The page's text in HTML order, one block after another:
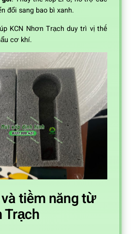
đổi sang bao bì xanh.
KCN Nhơn Trạch duy trì vị thế
cơ khí.
tiềm năng từ
Trạch